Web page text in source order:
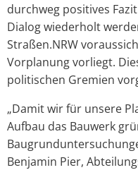
durchweg positives
Dialog wiederholt
Straßen.NRW
Vorplanung vorliegt.
politischen Gremien
„Damit wir für unsere
Aufbau das Bauwerk
Benjamin Pier,